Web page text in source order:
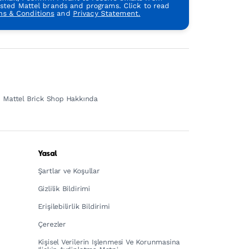
Mattel brands and programs. Click to read
& Conditions and Privacy Statement.
Mattel Brick Shop Hakkında
Yasal
Şartlar ve Koşullar
Gizlilik Bildirimi
Erişilebilirlik Bildirimi
Çerezler
Kişisel Verilerin Işlenmesi Ve Korunmasina